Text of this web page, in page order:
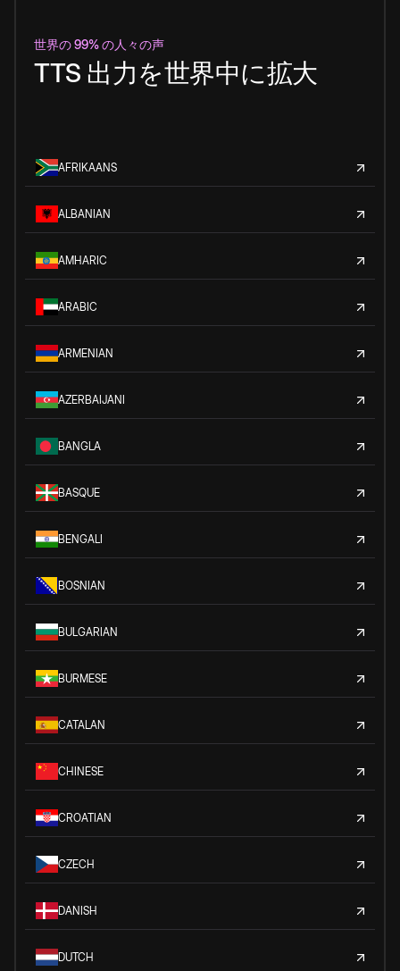
世界の 99% の人々の声
TTS 出力を世界中に拡大
AFRIKAANS
ALBANIAN
AMHARIC
ARABIC
ARMENIAN
AZERBAIJANI
BANGLA
BASQUE
BENGALI
BOSNIAN
BULGARIAN
BURMESE
CATALAN
CHINESE
CROATIAN
CZECH
DANISH
DUTCH